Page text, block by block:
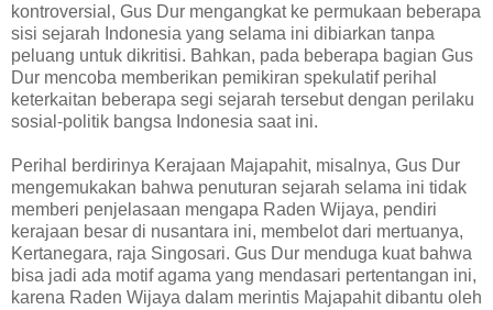
kontroversial, Gus Dur mengangkat ke permukaan beberapa
sisi sejarah Indonesia yang selama ini dibiarkan tanpa
peluang untuk dikritisi. Bahkan, pada beberapa bagian Gus
Dur mencoba memberikan pemikiran spekulatif perihal
keterkaitan beberapa segi sejarah tersebut dengan perilaku
sosial-politik bangsa Indonesia saat ini.
Perihal berdirinya Kerajaan Majapahit, misalnya, Gus Dur
mengemukakan bahwa penuturan sejarah selama ini tidak
memberi penjelasaan mengapa Raden Wijaya, pendiri
kerajaan besar di nusantara ini, membelot dari mertuanya,
Kertanegara, raja Singosari. Gus Dur menduga kuat bahwa
bisa jadi ada motif agama yang mendasari pertentangan ini,
karena Raden Wijaya dalam merintis Majapahit dibantu oleh